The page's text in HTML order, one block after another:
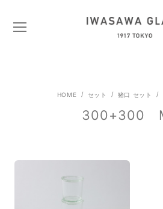
セット 猪口 セット
300+300